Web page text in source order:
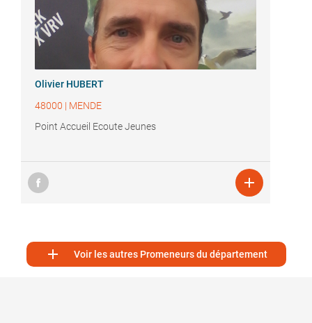
Olivier HUBERT
48000 | MENDE
Point Accueil Ecoute Jeunes

 Voir les autres Promeneurs du département